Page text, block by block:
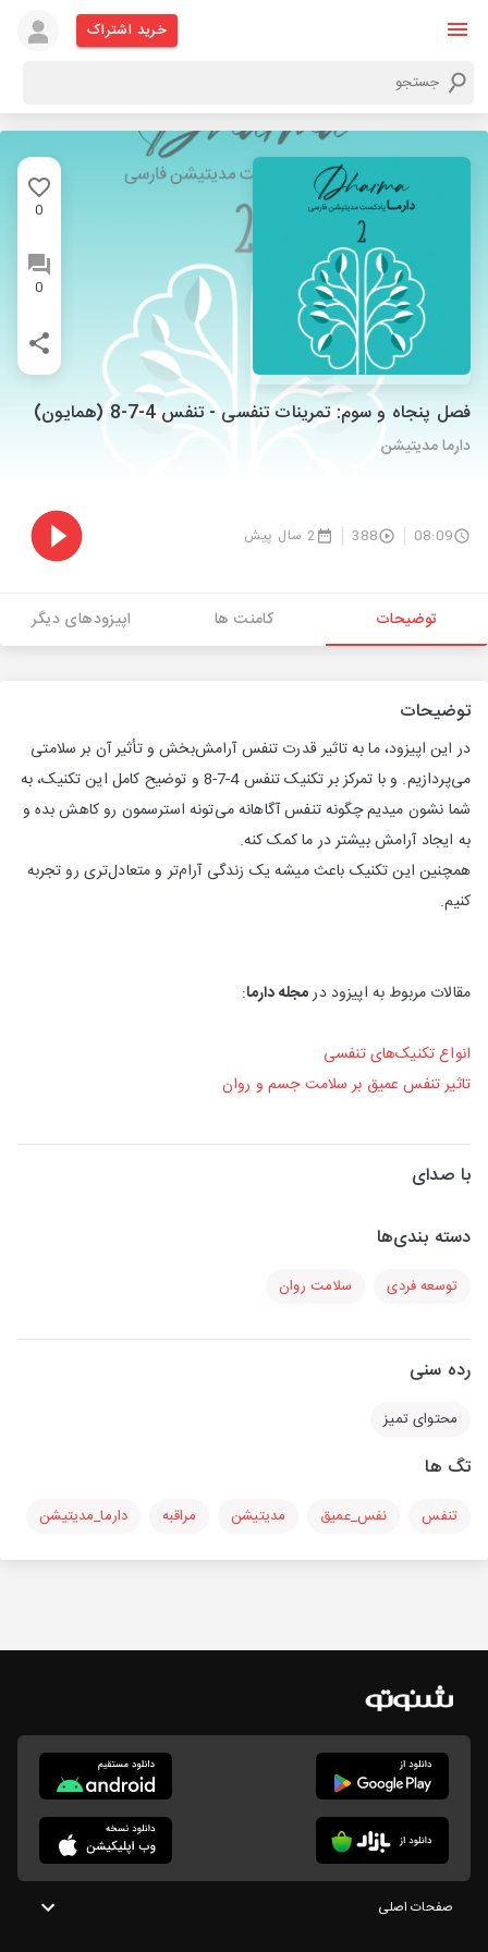
خرید اشتراک
0
0
فصل پنجاه و سوم: تمرینات تنفسی - تنفس 4-7-8 (همایون)
دارما مدیتیشن
08:09
388 2 سال پیش
توضیحات کامنت ها اپیزودهای دیگر
توضیحات
در این اپیزود، ما به تاثیر قدرت تنفس آرامش‌بخش و تأثیر آن بر سلامتی
می‌پردازیم. و با تمرکز بر تکنیک تنفس 4-7-8 و توضیح کامل این تکنیک، به
شما نشون میدیم چگونه تنفس آگاهانه می‌تونه استرسمون رو کاهش بده و
به ایجاد آرامش بیشتر در ما کمک کنه.
همچنین این تکنیک باعث میشه یک زندگی آرام‌تر و متعادل‌تری رو تجربه
کنیم.
مقالات مربوط به اپیزود درمجله دارما:
انواع تکنیک‌های تنفسی
تاثیر تنفس عمیق بر سلامت جسم و روان
با صدای
دسته بندی‌ها
توسعه فردی سلامت روان
رده سنی
محتوای تمیز
تگ ها
تنفس نفس_عمیق مدیتیشن مراقبه دارما_مدیتیشن
صفحات اصلی